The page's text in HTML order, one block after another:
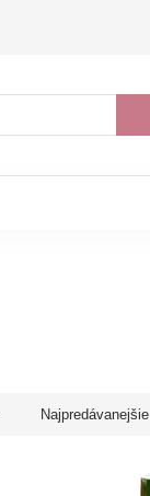
Najpredávanejšie